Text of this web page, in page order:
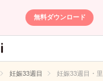
無料ダウンロード
妊娠33週目 妊娠33週目・